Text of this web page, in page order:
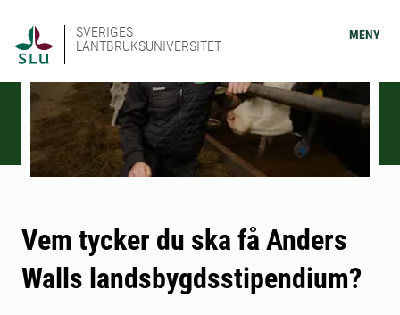
SVERIGES
LANTBRUKSUNIVERSITET
MENY
Vem tycker du ska få Anders
Walls landsbygdsstipendium?